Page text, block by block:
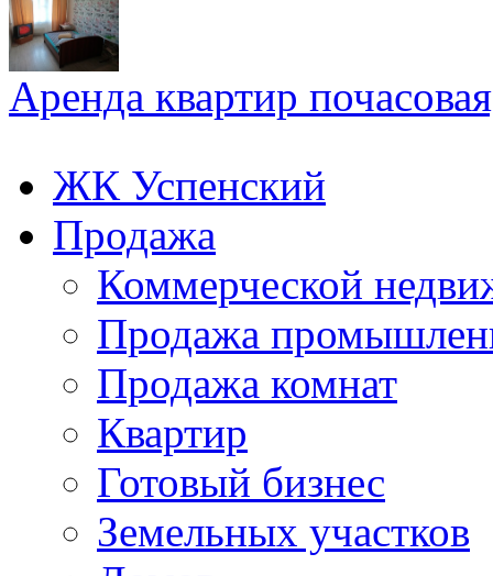
Аренда квартир
ЖК Успенский
Продажа
Коммерческой
Продажа
Продажа комнат
Квартир
Готовый бизнес
Земельных участков